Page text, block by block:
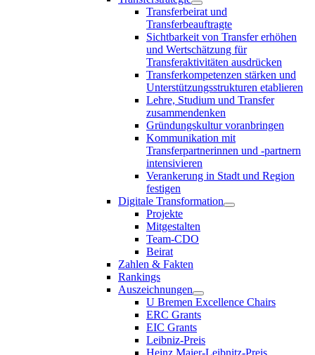
Transferbeirat und
Transferbeauftragte
Sichtbarkeit von Transfer erhöhen
und Wertschätzung für
Transferaktivitäten ausdrücken
Transferkompetenzen stärken und
Unterstützungsstrukturen etablieren
Lehre, Studium und Transfer
zusammendenken
Gründungskultur voranbringen
Kommunikation mit
Transferpartnerinnen und -partnern
intensivieren
Verankerung in Stadt und Region
festigen
Digitale Transformation
Projekte
Mitgestalten
Team-CDO
Beirat
Zahlen & Fakten
Rankings
Auszeichnungen
U Bremen Excellence Chairs
ERC Grants
EIC Grants
Leibniz-Preis
Heinz Maier-Leibnitz-Preis